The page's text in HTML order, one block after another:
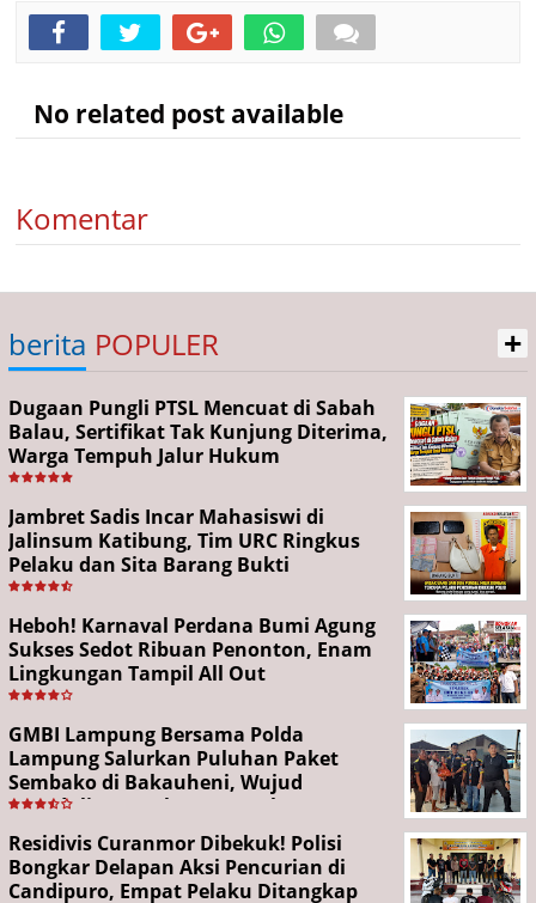
No related post available
Komentar
berita POPULER +
Dugaan Pungli PTSL Mencuat di Sabah
Balau, Sertifikat Tak Kunjung Diterima,
Warga Tempuh Jalur Hukum
Jambret Sadis Incar Mahasiswi di
Jalinsum Katibung, Tim URC Ringkus
Pelaku dan Sita Barang Bukti
Heboh! Karnaval Perdana Bumi Agung
Sukses Sedot Ribuan Penonton, Enam
Lingkungan Tampil All Out
GMBI Lampung Bersama Polda
Lampung Salurkan Puluhan Paket
Sembako di Bakauheni, Wujud
Kepedulian Sambut HUT RI ke-81
Residivis Curanmor Dibekuk! Polisi
Bongkar Delapan Aksi Pencurian di
Candipuro, Empat Pelaku Ditangkap